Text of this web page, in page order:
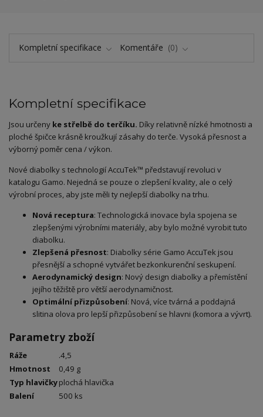
Kompletní specifikace Komentáře 0
Kompletní specifikace
Jsou určeny ke střelbě do terčíku. Díky relativně nízké hmotnosti a
ploché špičce krásně kroužkují zásahy do terče. Vysoká přesnost a
výborný poměr cena / výkon.
Nové diabolky s technologií AccuTek™ představují revoluci v
katalogu Gamo. Nejedná se pouze o zlepšení kvality, ale o celý
výrobní proces, aby jste měli ty nejlepší diabolky na trhu.
Nová receptura: Technologická inovace byla spojena se
zlepšenými výrobními materiály, aby bylo možné vyrobit tuto
diabolku.
Zlepšená přesnost: Diabolky série Gamo AccuTek jsou
přesnější a schopné vytvářet bezkonkurenční seskupení.
Aerodynamický design: Nový design diabolky a přemístění
jejího těžiště pro větší aerodynamičnost.
Optimální přizpůsobení: Nová, více tvárná a poddajná
slitina olova pro lepší přizpůsobení se hlavni (komora a vývrt).
Parametry zboží
Ráže
.4,5
Hmotnost
0,49 g
Typ hlavičkyplochá hlavička
Balení
500 ks